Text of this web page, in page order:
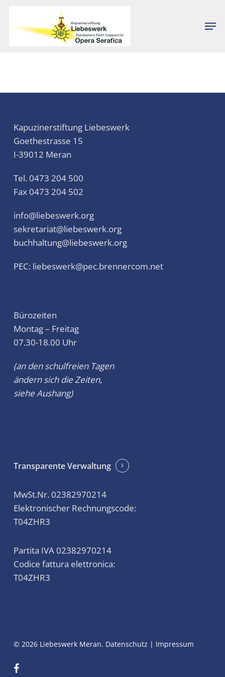
Kapuzinerstiftung Liebeswerk
Goethestrasse 15
I-39012 Meran
Tel. 0473 204 500
Fax 0473 204 502
info@liebeswerk.org
sekretariat@liebeswerk.org
buchhaltung@liebeswerk.org
PEC: liebeswerk@pec.brennercom.net
Bürozeiten
Montag – Freitag
07.30-18.00 Uhr
(an den schulfreien Tagen
ändern sich die Zeiten,
siehe Aushang)
Transparente Verwaltung
MwSt.Nr. 02382970214
Elektronischer Rechnungscode:
T04ZHR3
Partita IVA 02382970214
Codice fattura elettronica:
T04ZHR3
© 2026 Liebeswerk Meran. Datenschutz | Impressum
facebook
Close